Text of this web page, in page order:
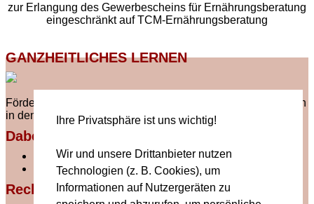
zur Erlangung des Gewerbescheins für Ernährungsberatung
eingeschränkt auf TCM-Ernährungsberatung
GANZHEITLICHES LERNEN
Förderung von Bildung und Weiterbildung von Erwachsenen
in den Gebieten Gesundheit, Natur, Sport und Bewegung.
Dabei sein!
Mitglied werden
Buche ein Projekt
Rechtliches
Ihre Privatsphäre ist uns wichtig!
Wir und unsere Drittanbieter nutzen
Technologien (z. B. Cookies), um
Informationen auf Nutzergeräten zu